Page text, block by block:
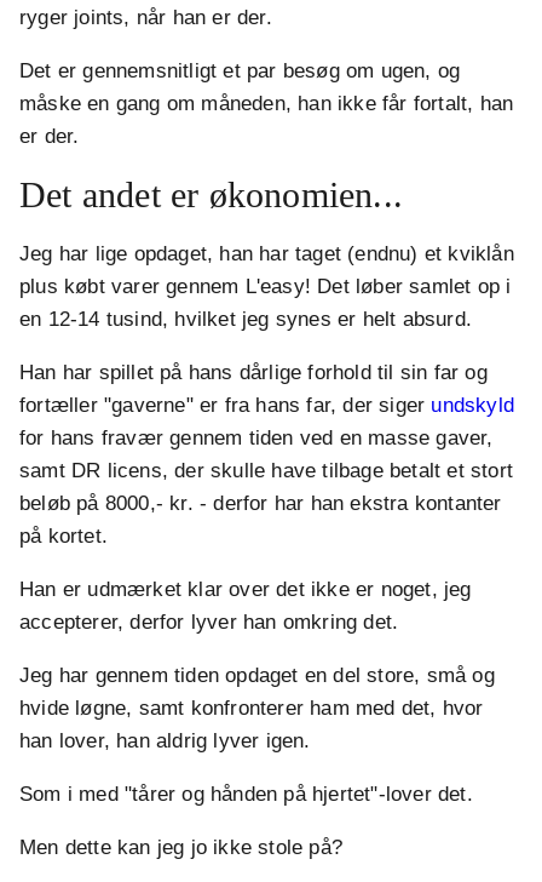
ryger joints, når han er der.
Det er gennemsnitligt et par besøg om ugen, og
måske en gang om måneden, han ikke får fortalt, han
er der.
Det andet er økonomien...
Jeg har lige opdaget, han har taget (endnu) et kviklån
plus købt varer gennem L'easy! Det løber samlet op i
en 12-14 tusind, hvilket jeg synes er helt absurd.
Han har spillet på hans dårlige forhold til sin far og
fortæller "gaverne" er fra hans far, der siger undskyld
for hans fravær gennem tiden ved en masse gaver,
samt DR licens, der skulle have tilbage betalt et stort
beløb på 8000,- kr. - derfor har han ekstra kontanter
på kortet.
Han er udmærket klar over det ikke er noget, jeg
accepterer, derfor lyver han omkring det.
Jeg har gennem tiden opdaget en del store, små og
hvide løgne, samt konfronterer ham med det, hvor
han lover, han aldrig lyver igen.
Som i med "tårer og hånden på hjertet"-lover det.
Men dette kan jeg jo ikke stole på?